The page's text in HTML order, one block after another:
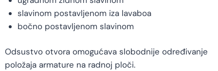
slavinom postavljenom iza lavaboa
bočno postavljenom slavinom
Odsustvo otvora omogućava slobodnije određivanje
položaja armature na radnoj ploči.